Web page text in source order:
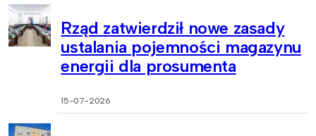
Rząd zatwierdził nowe zasady
ustalania pojemności magazynu
energii dla prosumenta
15-07-2026